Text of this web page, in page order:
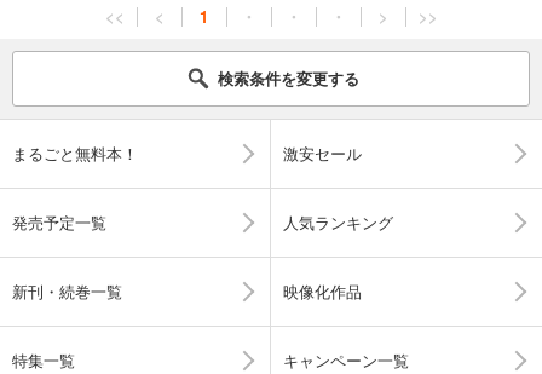
<< < 1 ・ ・ ・ > >>
検索条件を変更する
まるごと無料本！ 激安セール
発売予定一覧 人気ランキング
新刊・続巻一覧 映像化作品
特集一覧 キャンペーン一覧